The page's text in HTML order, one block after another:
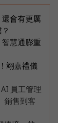
會有更厲
慧通膨重
翊嘉禮儀
員工管理
銷售到客